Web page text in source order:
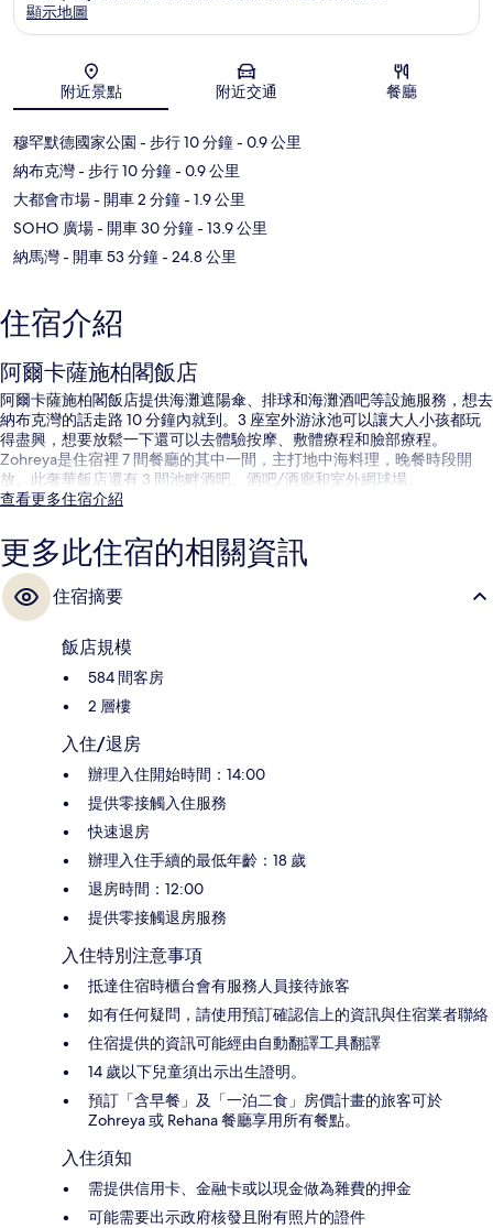
地圖
顯示地圖
附近景點 附近交通 餐廳
穆罕默德國家公園 - 步行 10 分鐘- 0.9 公里
納布克灣- 步行 10 分鐘- 0.9 公里
大都會市場- 開車 2 分鐘- 1.9 公里
SOHO 廣場- 開車 30 分鐘- 13.9 公里
納馬灣- 開車 53 分鐘- 24.8 公里
住宿介紹
阿爾卡薩施柏閣飯店
阿爾卡薩施柏閣飯店提供海灘遮陽傘、排球和海灘酒吧等設施服務，想去
納布克灣的話走路 10 分鐘內就到。3 座室外游泳池可以讓大人小孩都玩
得盡興，想要放鬆一下還可以去體驗按摩、敷體療程和臉部療程。
Zohreya是住宿裡 7 間餐廳的其中一間，主打地中海料理，晚餐時段開
放。此奢華飯店還有 3 間池畔酒吧、酒吧/酒廊和室外網球場。
查看更多住宿介紹
更多此住宿的相關資訊
住宿摘要
飯店規模
584 間客房
2 層樓
入住/退房
辦理入住開始時間：14:00
提供零接觸入住服務
快速退房
辦理入住手續的最低年齡：18 歲
退房時間：12:00
提供零接觸退房服務
入住特別注意事項
抵達住宿時櫃台會有服務人員接待旅客
如有任何疑問，請使用預訂確認信上的資訊與住宿業者聯絡
住宿提供的資訊可能經由自動翻譯工具翻譯
14 歲以下兒童須出示出生證明。
預訂「含早餐」及「一泊二食」房價計畫的旅客可於
Zohreya 或 Rehana 餐廳享用所有餐點。
入住須知
需提供信用卡、金融卡或以現金做為雜費的押金
可能需要出示政府核發且附有照片的證件